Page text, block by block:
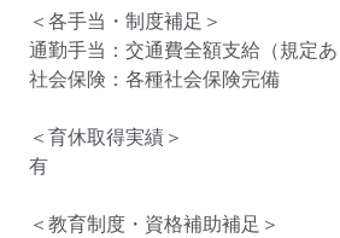
＜各手当・制度補足＞
通勤手当：交通費全額支給（規定あ
社会保険：各種社会保険完備
＜育休取得実績＞
有
＜教育制度・資格補助補足＞